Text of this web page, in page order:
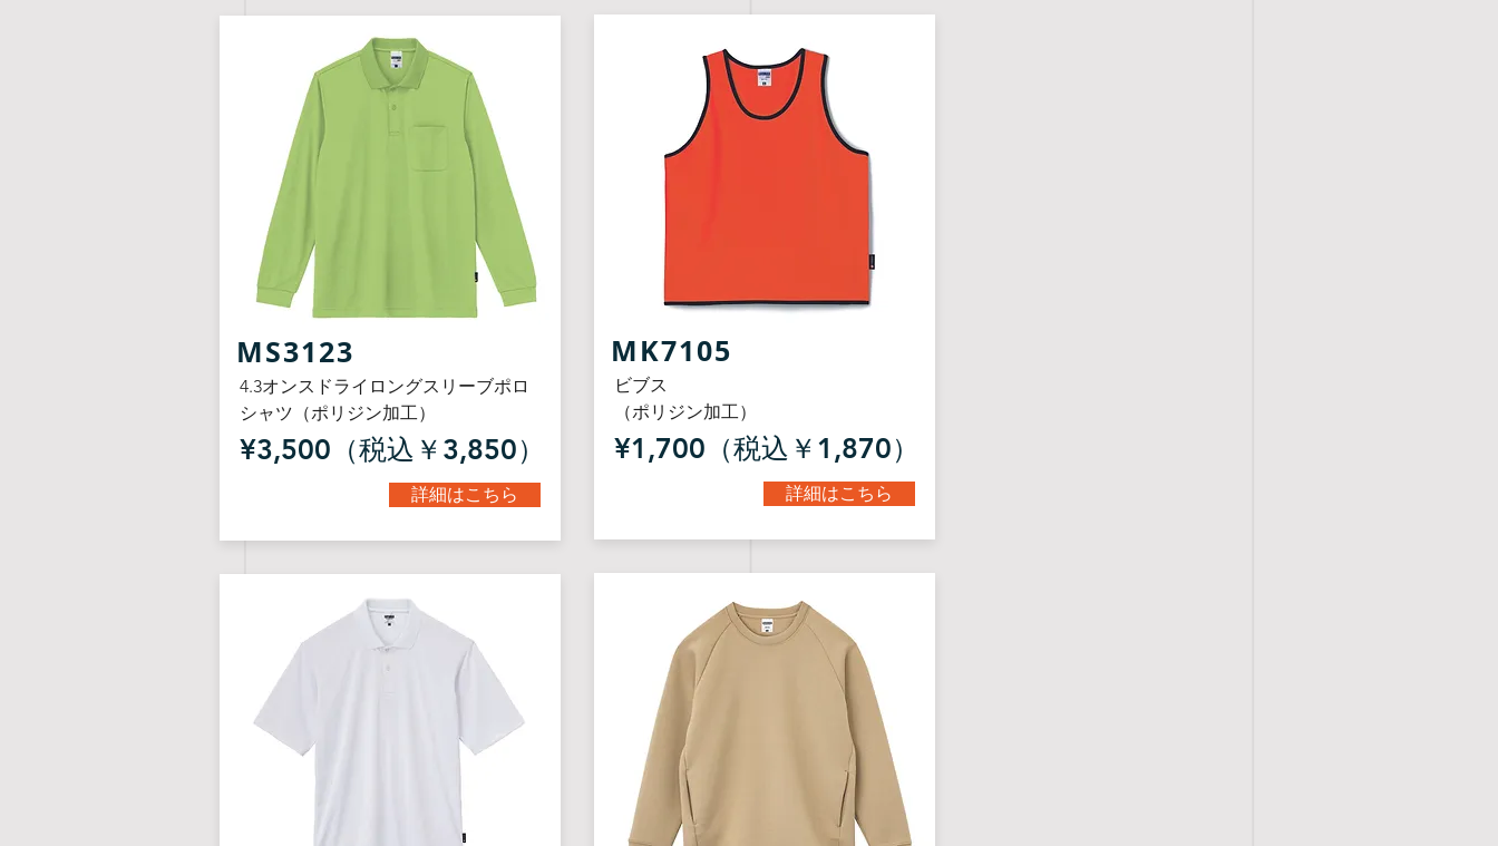
​MS3123
4.3オンスドライロングスリーブポロ
シャツ（ポリジン加工）
¥3,500（税込￥3,850）
詳細はこちら
MK7105​
ビブス
（ポリジン加工）
¥1,700（税込￥1,870）
詳細はこちら